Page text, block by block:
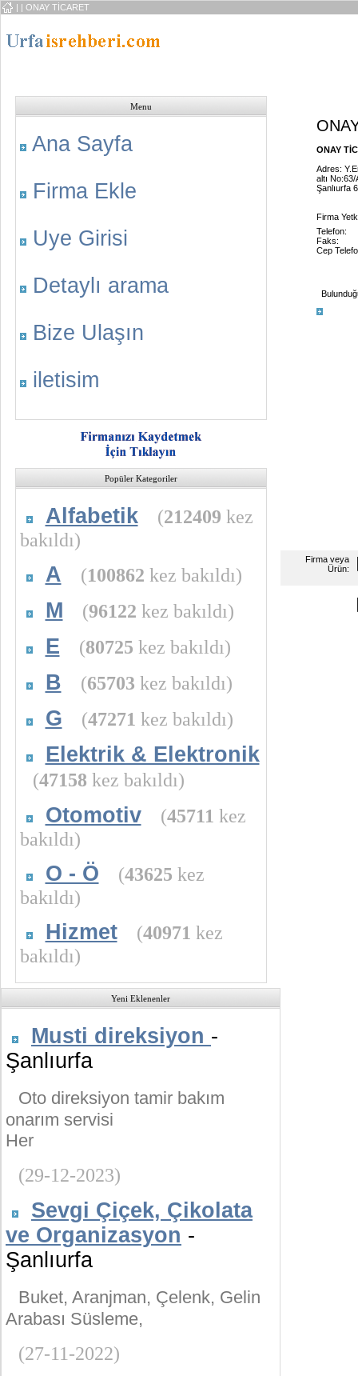
| | ONAY TİCARET
Menu
Ana Sayfa
Firma Ekle
Uye Girisi
Detaylı arama
Bize Ulaşın
iletisim
Popüler Kategoriler
Alfabetik (212409 kez
bakıldı)
A (100862 kez bakıldı)
M (96122 kez bakıldı)
E (80725 kez bakıldı)
B (65703 kez bakıldı)
G (47271 kez bakıldı)
Elektrik & Elektronik
(47158 kez bakıldı)
Otomotiv (45711 kez
bakıldı)
O - Ö (43625 kez
bakıldı)
Hizmet (40971 kez
bakıldı)
Yeni Eklenenler
Musti direksiyon -
Şanlıurfa
Oto direksiyon tamir bakım
onarım servisi
Her
(29-12-2023)
Sevgi Çiçek, Çikolata
ve Organizasyon -
Şanlıurfa
Buket, Aranjman, Çelenk, Gelin
Arabası Süsleme,
(27-11-2022)
ONAY
Adres:
altı
Şanlıurfa
Firma
Telefon:
Faks:
Cep
Firma veya
Ürün: